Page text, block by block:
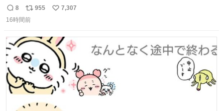
着てるように見える良さがあります
返
信
8
リ
ポ
ト
数
955
い
数
7,307
16時間前